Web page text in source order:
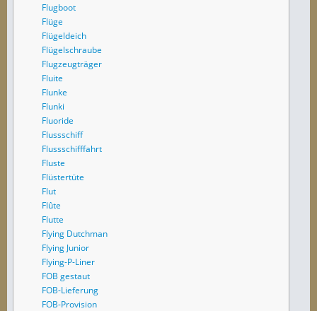
Flugboot
Flüge
Flügeldeich
Flügelschraube
Flugzeugträger
Fluite
Flunke
Flunki
Fluoride
Flussschiff
Flussschifffahrt
Fluste
Flüstertüte
Flut
Flûte
Flutte
Flying Dutchman
Flying Junior
Flying-P-Liner
FOB gestaut
FOB-Lieferung
FOB-Provision